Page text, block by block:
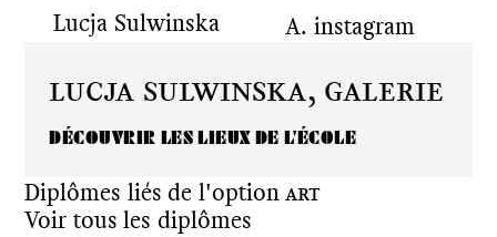
Lucja Sulwinska instagram
Lucja Sulwinska, Galerie
DÉCOUVRIR LES LIEUX DE L'ÉCOLE
Diplômes liés de l'optionArt
Voir tous les diplômes